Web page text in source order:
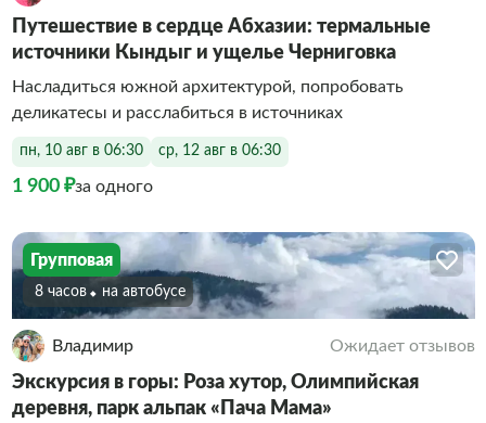
Путешествие в сердце Абхазии: термальные
источники Кындыг и ущелье Черниговка
Насладиться южной архитектурой, попробовать
деликатесы и расслабиться в источниках
пн, 10 авг в 06:30 ср, 12 авг в 06:30
1 900 ₽за одного
Групповая
8 часов На автобусе
Владимир Ожидает отзывов
Экскурсия в горы: Роза хутор, Олимпийская
деревня, парк альпак «Пача Мама»